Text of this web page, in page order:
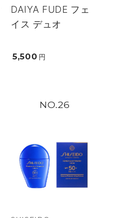
DAIYA FUDE フェ
イス デュオ
5,500 円
26